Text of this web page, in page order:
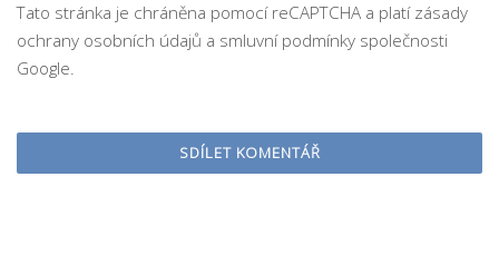
Tato stránka je chráněna pomocí reCAPTCHA a platí zásady
ochrany osobních údajů a smluvní podmínky společnosti
Google.